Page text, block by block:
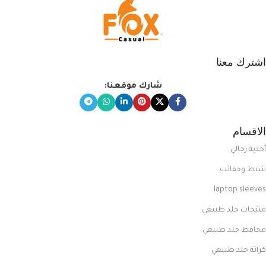
اشترك معنا
شارك موقعنا:
الاقسام
أحذية رجالي
شنط وحقائب
laptop sleeves
منتجات جلد طبيعي
محافظ جلد طبيعي
كراتة جلد طبيعي